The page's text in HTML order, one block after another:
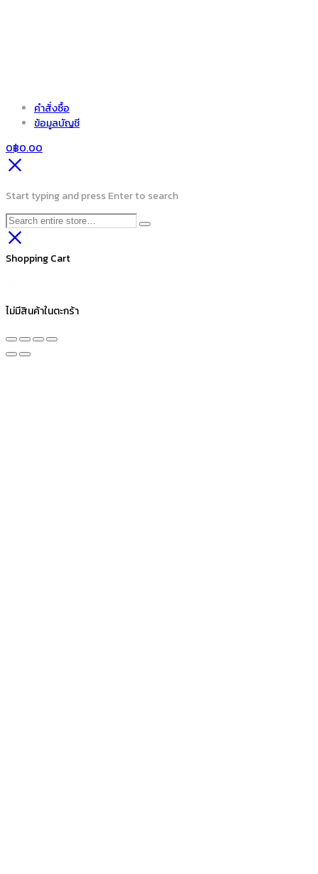
คำสั่งซื้อ
ข้อมูลบัญชี
0฿0.00
Start typing and press Enter to search
Shopping Cart
ไม่มีสินค้าในตะกร้า